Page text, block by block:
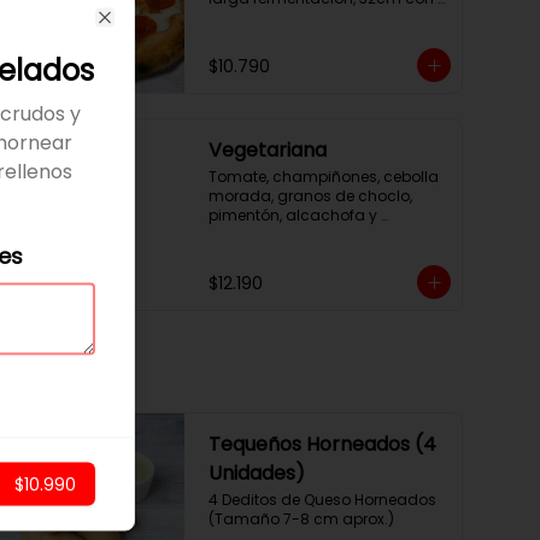
$10.790
Vegetariana
Tomate, champiñones, cebolla
morada, granos de choclo,
pimentón, alcachofa y
pomodoro y mozzarella.
$12.190
Tequeños Horneados (4
Unidades)
4 Deditos de Queso Horneados
(Tamaño 7-8 cm aprox.)
y
$10.990
Close